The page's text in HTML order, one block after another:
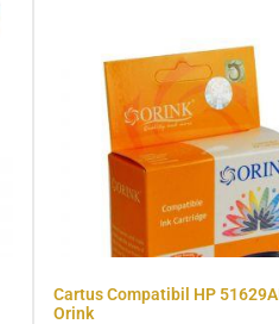
Cartus Compatibil HP
Orink